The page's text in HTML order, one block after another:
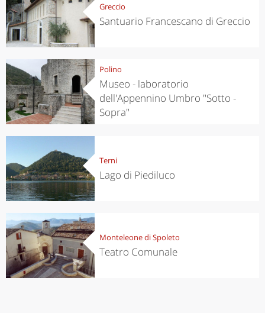
Greccio
Santuario Francescano di Greccio
Polino
Museo - laboratorio
dell'Appennino Umbro "Sotto -
Sopra"
Terni
Lago di Piediluco
Monteleone di Spoleto
Teatro Comunale